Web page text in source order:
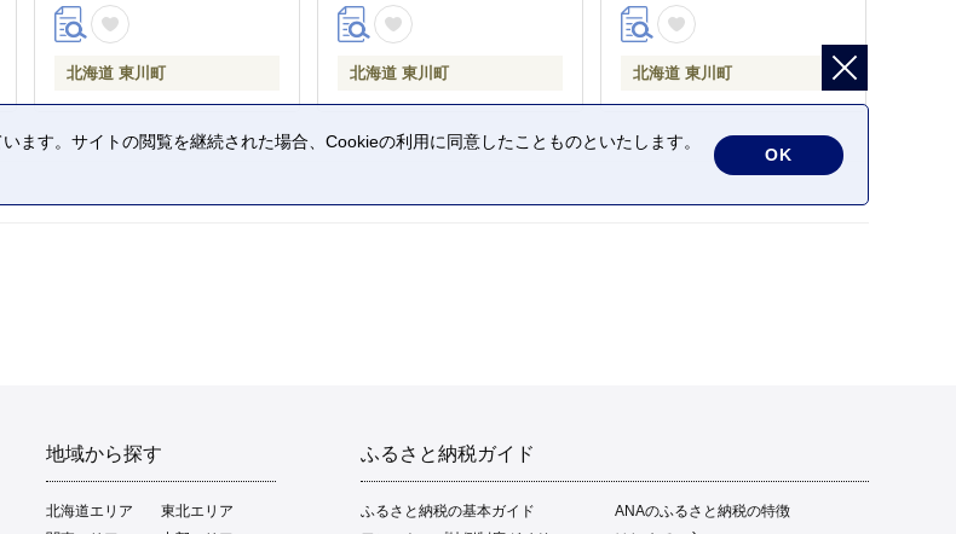
北海道 東川町 北海道 東川町 北海道 東川町
地域から探す
北海道エリア
東北エリア
ふるさと納税ガイド
ふるさと納税の基本ガイド
ANAのふるさと納税の特徴
す。サイトの閲覧を継続された場合、Cookieの利用に同意したことものといたします。
OK